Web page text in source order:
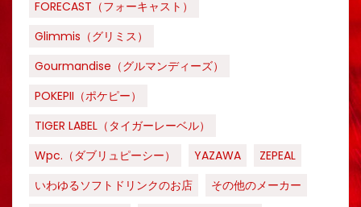
FORECAST（フォーキャスト）
Glimmis（グリミス）
Gourmandise（グルマンディーズ）
POKEPII（ポケピー）
TIGER LABEL（タイガーレーベル）
Wpc.（ダブリュピーシー）
YAZAWA
ZEPEAL
いわゆるソフトドリンクのお店
その他のメーカー